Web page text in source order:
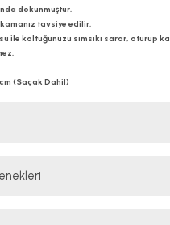
dokunmuştur.
tavsiye edilir.
ile koltuğunuzu sımsıkı sarar, oturup
(Saçak Dahil)